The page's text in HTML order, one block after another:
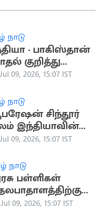
நாடு
- பாகிஸ்தான்
குறித்து
அதிபர்
Jul 09, 2026, 15:07 IST
நாடு
சிந்தூர்
இந்தியாவின்
உலகம்
Jul 09, 2026, 15:07 IST
நாடு
பள்ளிகள்
Jul 09, 2026, 15:07 IST